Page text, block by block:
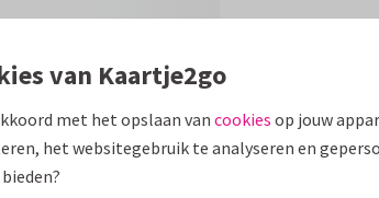
foto van je gezin, je
van Kaartje2go
met het opslaan van cookies op jouw
het websitegebruik te analyseren en